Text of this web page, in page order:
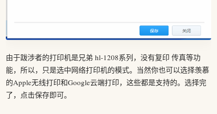
由于跋涉者的打印机是兄弟 hl-1208系列，没有复印 传真等功
能，所以，只是选中网络打印机的模式。当然你也可以选择羡慕
的Apple无线打印和Google云端打印，这些都是支持的。选择完
了，点击保存即可。